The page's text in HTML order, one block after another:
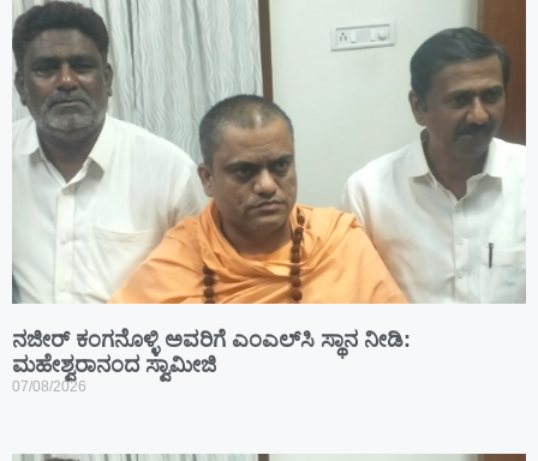
ನಜೀರ್ ಕಂಗನೊಳ್ಳಿ ಅವರಿಗೆ ಎಂಎಲ್‌ಸಿ ಸ್ಥಾನ ನೀಡಿ:
ಮಹೇಶ್ವರಾನಂದ ಸ್ವಾಮೀಜಿ
07/08/2026